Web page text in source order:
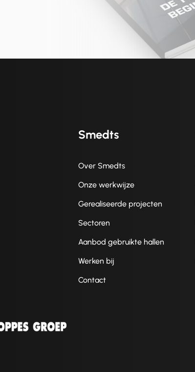
Smedts
Over Smedts
Onze werkwijze
Gerealiseerde projecten
Sectoren
Aanbod gebruikte hallen
Werken bij
Contact